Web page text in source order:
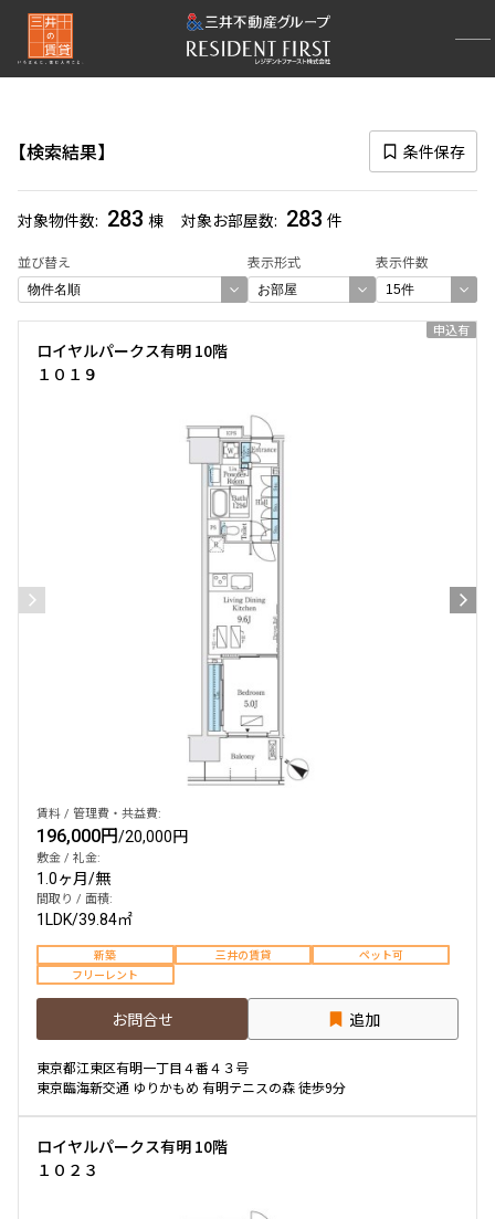
検索結果 条件保存
対象物件数 283 棟 対象お部屋数 283 件
並び替え 表示形式 表示件数
再検索ナビゲーション
選択中の路線
りんかい線 (283)
選び方を変更する
283件
お部屋を再検索
〜
フリーレント付き
間取り
2LDK
3LDK
4LDK〜
専有面積
築年数
ロイヤルパークス有明 10階
１０１９
申込有
賃料 / 管理費・共益費:
196,000円/20,000円
敷金 / 礼金:
1.0ヶ月/無
間取り / 面積:
1LDK/39.84㎡
新築 三井の賃貸
ペット可
フリーレント
お問合せ 追加
東京都江東区有明一丁目４番４３号
東京臨海新交通 ゆりかもめ 有明テニスの森 徒歩9分
ロイヤルパークス有明 10階
１０２３